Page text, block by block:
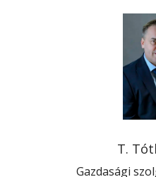
T.
Gazdasági